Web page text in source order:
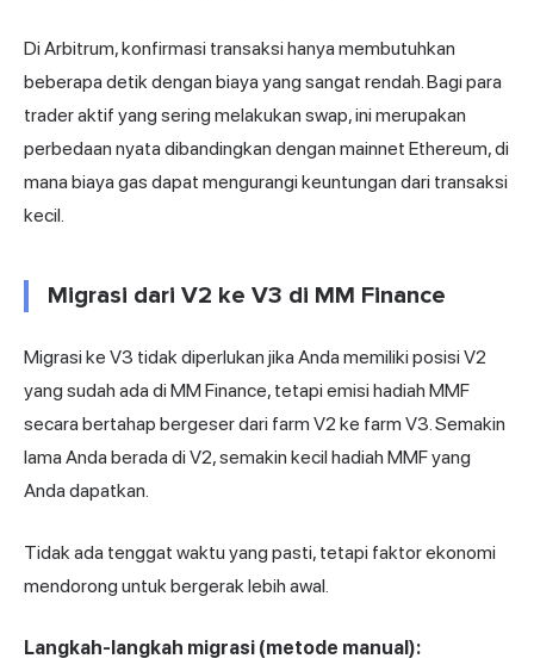
Di Arbitrum, konfirmasi transaksi hanya membutuhkan
beberapa detik dengan biaya yang sangat rendah. Bagi para
trader aktif yang sering melakukan swap, ini merupakan
perbedaan nyata dibandingkan dengan mainnet Ethereum, di
mana biaya gas dapat mengurangi keuntungan dari transaksi
kecil.
Migrasi dari V2 ke V3 di MM Finance
Migrasi ke V3 tidak diperlukan jika Anda memiliki posisi V2
yang sudah ada di MM Finance, tetapi emisi hadiah MMF
secara bertahap bergeser dari farm V2 ke farm V3. Semakin
lama Anda berada di V2, semakin kecil hadiah MMF yang
Anda dapatkan.
Tidak ada tenggat waktu yang pasti, tetapi faktor ekonomi
mendorong untuk bergerak lebih awal.
Langkah-langkah migrasi (metode manual):